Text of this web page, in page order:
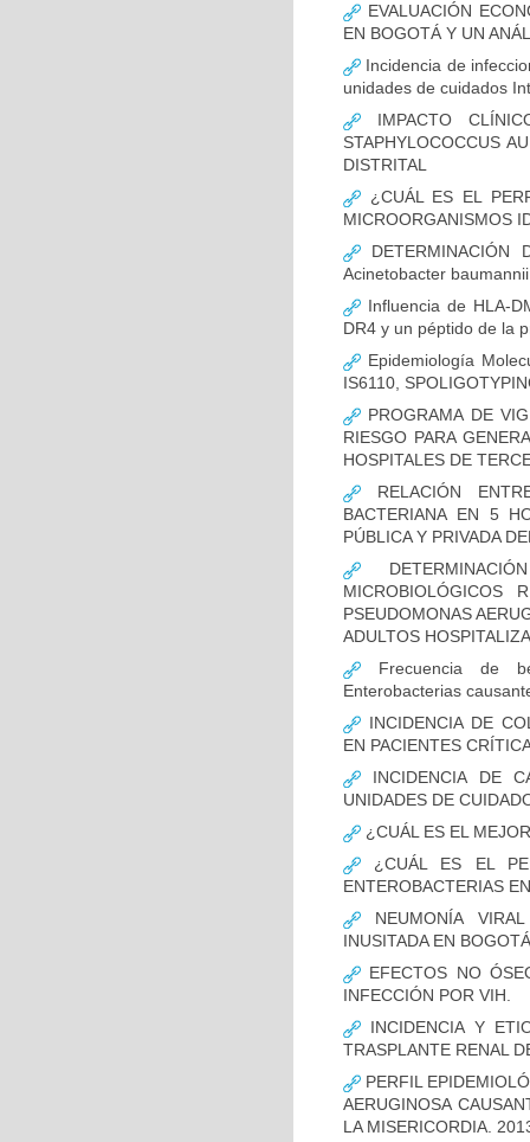
EVALUACIÓN
EN BOGOTÁ Y UN
Incidencia de
unidades de cuidados
IMPACTO
STAPHYLOCOCCUS
DISTRITAL
¿CUÁL ES EL
MICROORGANISMOS
DETERMINACIÓN
Acinetobacter
Influencia de HLA-
DR4 y un péptido de la
Epidemiología
IS6110,
PROGRAMA DE
RIESGO PARA
HOSPITALES DE
RELACIÓN
BACTERIANA EN 5
PÚBLICA Y PRIVADA
MICROBIOLÓGICOS
PSEUDOMONAS
ADULTOS
Frecuencia de
Enterobacterias
INCIDENCIA DE
EN PACIENTES
INCIDENCIA DE
UNIDADES DE
¿CUÁL ES EL
¿CUÁL ES EL
ENTEROBACTERIAS
NEUMONÍA
INUSITADA EN
EFECTOS NO
INFECCIÓN POR VIH.
INCIDENCIA Y
TRASPLANTE RENAL
PERFIL
AERUGINOSA
LA MISERICORDIA.